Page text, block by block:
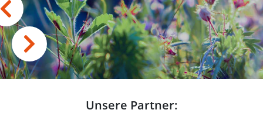
Unsere Partner: